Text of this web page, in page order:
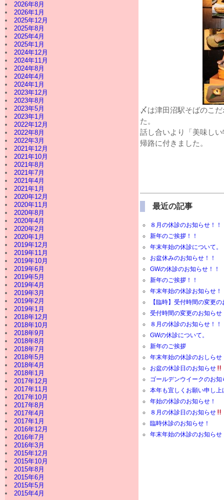
2026年8月
2026年1月
2025年12月
2025年8月
2025年4月
2025年1月
2024年12月
2024年11月
2024年8月
2024年4月
2024年1月
2023年12月
2023年8月
2023年5月
2023年1月
2022年12月
2022年8月
2022年3月
2021年12月
2021年10月
2021年8月
2021年7月
2021年4月
2021年1月
2020年12月
2020年11月
2020年8月
2020年4月
2020年2月
2020年1月
2019年12月
2019年11月
2019年10月
2019年6月
2019年5月
2019年4月
2019年3月
2019年2月
2019年1月
2018年12月
2018年10月
2018年9月
2018年8月
2018年7月
2018年5月
2018年4月
2018年1月
2017年12月
2017年11月
2017年10月
2017年8月
2017年4月
2017年1月
2016年12月
2016年7月
2016年3月
2015年12月
2015年10月
2015年8月
2015年6月
2015年5月
2015年4月
〆は津田沼駅そばのこ
た。
話し合いより「美味し
帰路に付きました。
最近の記事
８月の休診のお知らせ！！
新年のご挨拶！！
年末年始の休診について。
お盆休みのお知らせ！！
GWの休診のお知らせ！！
新年のご挨拶！！
年末年始の休診お知らせ！
【臨時】受付時間の変更
受付時間の変更のお知らせ
８月の休診のお知らせ！！
GWの休診について。
新年のご挨拶
年末年始の休診のおしらせ
お盆の休診日のお知らせ
ゴールデンウイークのお知
本年も宜しくお願い申し上
年始の休診のお知らせ！
８月の休診日のお知らせ
臨時休診のお知らせ！
年末年始の休診のお知らせ